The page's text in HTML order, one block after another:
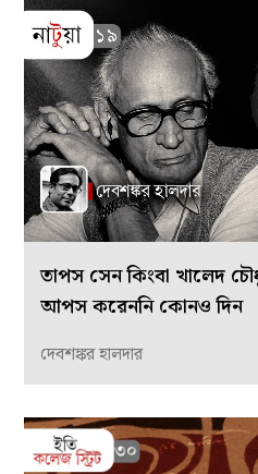
তাপস সেন কিংবা খালেদ
আপস করেননি কোনও দিন
দেবশঙ্কর হালদার